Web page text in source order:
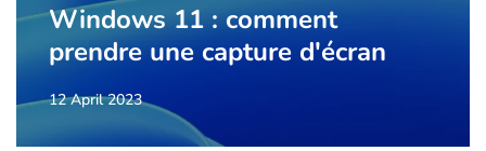
Windows 11 : comment
prendre une capture d'écran
12 April 2023